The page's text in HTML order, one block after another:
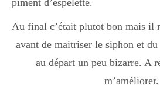
piment d’espelette.
Au final c’était plutot bon mais il
avant de maitriser le siphon et
au départ un peu bizarre. A
m’améliorer.